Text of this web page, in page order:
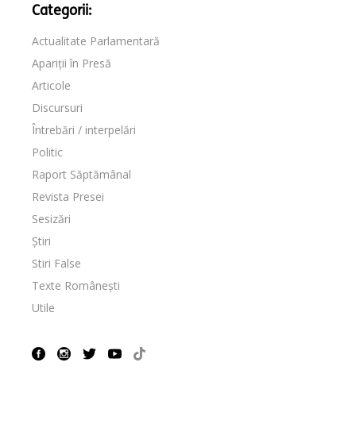
Categorii:
Actualitate Parlamentară
Apariții în Presă
Articole
Discursuri
Întrebări / interpelări
Politic
Raport Săptămânal
Revista Presei
Sesizări
Știri
Stiri False
Texte Românești
Utile